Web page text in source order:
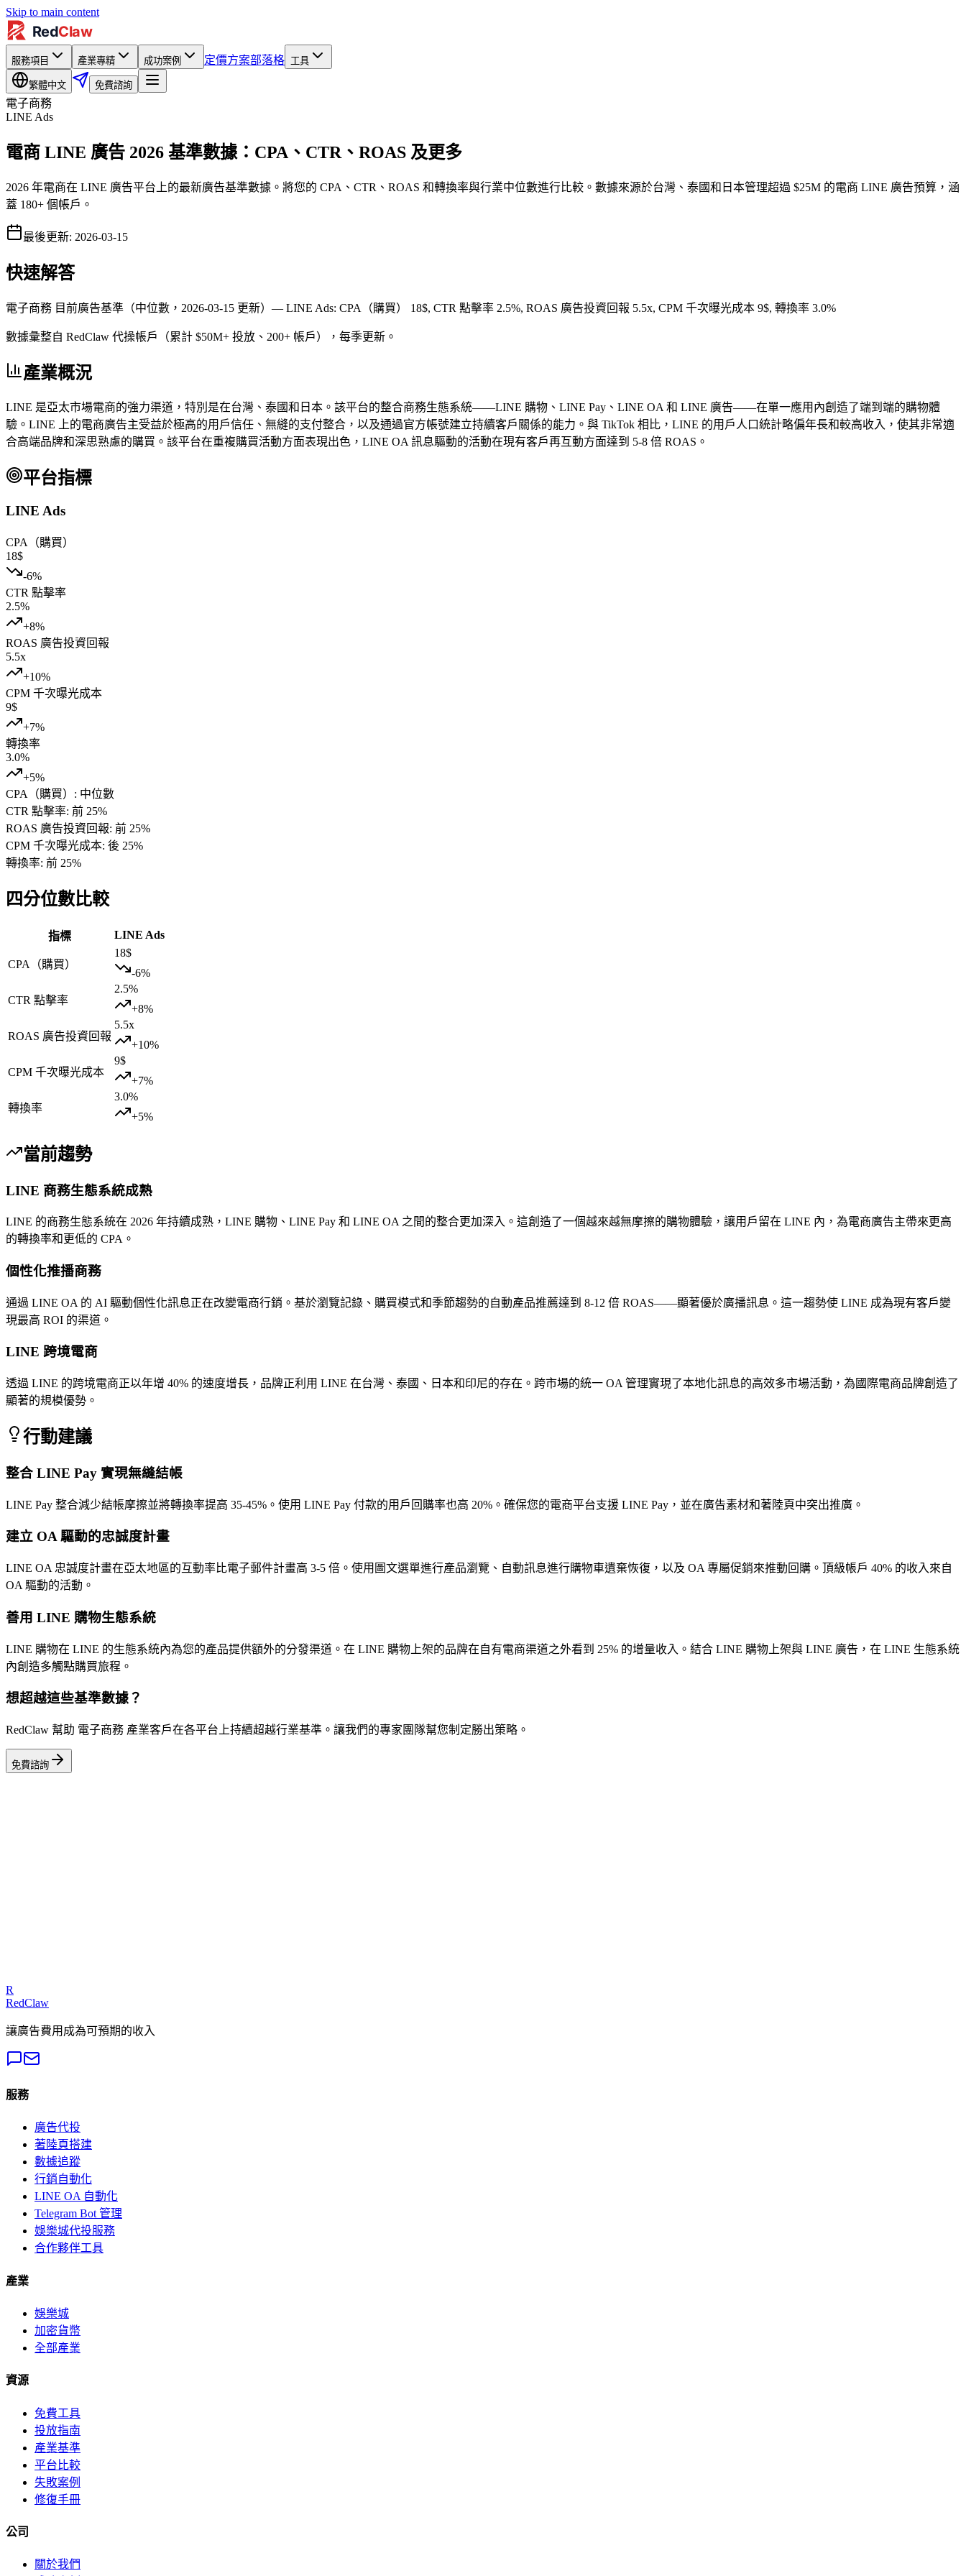
Skip to main content
服務項目 產業專精 成功案例 定價方案部落格 工具
繁體中文 免費諮詢
電子商務
LINE Ads
電商 LINE 廣告 2026 基準數據：CPA、CTR、ROAS 及更多
2026 年電商在 LINE 廣告平台上的最新廣告基準數據。將您的 CPA、CTR、ROAS 和轉換率與行業中位數進行比較。數據來源於台灣、泰國和日本管理超過 $25M 的電商 LINE 廣告預算，涵
蓋 180+ 個帳戶。
最後更新: 2026-03-15
快速解答
電子商務 目前廣告基準（中位數，2026-03-15 更新）— LINE Ads: CPA（購買） 18$, CTR 點擊率 2.5%, ROAS 廣告投資回報 5.5x, CPM 千次曝光成本 9$, 轉換率 3.0%
數據彙整自 RedClaw 代操帳戶（累計 $50M+ 投放、200+ 帳戶），每季更新。
產業概況
LINE 是亞太市場電商的強力渠道，特別是在台灣、泰國和日本。該平台的整合商務生態系統——LINE 購物、LINE Pay、LINE OA 和 LINE 廣告——在單一應用內創造了端到端的購物體
驗。LINE 上的電商廣告主受益於極高的用戶信任、無縫的支付整合，以及通過官方帳號建立持續客戶關係的能力。與 TikTok 相比，LINE 的用戶人口統計略偏年長和較高收入，使其非常適
合高端品牌和深思熟慮的購買。該平台在重複購買活動方面表現出色，LINE OA 訊息驅動的活動在現有客戶再互動方面達到 5-8 倍 ROAS。
平台指標
LINE Ads
CPA（購買）
18$
-6%
CTR 點擊率
2.5%
+8%
ROAS 廣告投資回報
5.5x
+10%
CPM 千次曝光成本
9$
+7%
轉換率
3.0%
+5%
CPA（購買） : 中位數
CTR 點擊率: 前 25%
ROAS 廣告投資回報: 前 25%
CPM 千次曝光成本: 後 25%
轉換率: 前 25%
四分位數比較
指標 LINE Ads
CPA（購買）
18$
-6%
CTR 點擊率
2.5%
+8%
ROAS 廣告投資回報
5.5x
+10%
CPM 千次曝光成本
9$
+7%
轉換率
3.0%
+5%
當前趨勢
LINE 商務生態系統成熟
LINE 的商務生態系統在 2026 年持續成熟，LINE 購物、LINE Pay 和 LINE OA 之間的整合更加深入。這創造了一個越來越無摩擦的購物體驗，讓用戶留在 LINE 內，為電商廣告主帶來更高
的轉換率和更低的 CPA。
個性化推播商務
通過 LINE OA 的 AI 驅動個性化訊息正在改變電商行銷。基於瀏覽記錄、購買模式和季節趨勢的自動產品推薦達到 8-12 倍 ROAS——顯著優於廣播訊息。這一趨勢使 LINE 成為現有客戶變
現最高 ROI 的渠道。
LINE 跨境電商
透過 LINE 的跨境電商正以年增 40% 的速度增長，品牌正利用 LINE 在台灣、泰國、日本和印尼的存在。跨市場的統一 OA 管理實現了本地化訊息的高效多市場活動，為國際電商品牌創造了
顯著的規模優勢。
行動建議
整合 LINE Pay 實現無縫結帳
LINE Pay 整合減少結帳摩擦並將轉換率提高 35-45%。使用 LINE Pay 付款的用戶回購率也高 20%。確保您的電商平台支援 LINE Pay，並在廣告素材和著陸頁中突出推廣。
建立 OA 驅動的忠誠度計畫
LINE OA 忠誠度計畫在亞太地區的互動率比電子郵件計畫高 3-5 倍。使用圖文選單進行產品瀏覽、自動訊息進行購物車遺棄恢復，以及 OA 專屬促銷來推動回購。頂級帳戶 40% 的收入來自
OA 驅動的活動。
善用 LINE 購物生態系統
LINE 購物在 LINE 的生態系統內為您的產品提供額外的分發渠道。在 LINE 購物上架的品牌在自有電商渠道之外看到 25% 的增量收入。結合 LINE 購物上架與 LINE 廣告，在 LINE 生態系統
內創造多觸點購買旅程。
想超越這些基準數據？
RedClaw 幫助 電子商務 產業客戶在各平台上持續超越行業基準。讓我們的專家團隊幫您制定勝出策略。
免費諮詢
R
RedClaw
讓廣告費用成為可預期的收入
服務
廣告代投
著陸頁搭建
數據追蹤
行銷自動化
LINE OA 自動化
Telegram Bot 管理
娛樂城代投服務
合作夥伴工具
產業
娛樂城
加密貨幣
全部產業
資源
免費工具
投放指南
產業基準
平台比較
失敗案例
修復手冊
公司
關於我們